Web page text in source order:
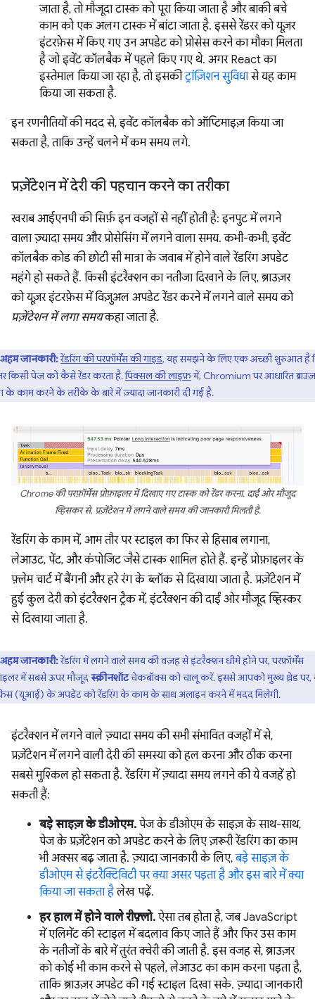
जाता है, तो मौजूदा टास्क को पूरा किया जाता है और बाकी बचे
काम को एक अलग टास्क में बांटा जाता है. इससे रेंडरर को यूज़र
इंटरफ़ेस में किए गए उन अपडेट को प्रोसेस करने का मौका मिलता
है जो इवेंट कॉलबैक में पहले किए गए थे. अगर React का
इस्तेमाल किया जा रहा है, तो इसकीट्रांज़िशन सुविधासे यह काम
किया जा सकता है.
इन रणनीतियों की मदद से, इवेंट कॉलबैक को ऑप्टिमाइज़ किया जा
सकता है, ताकि उन्हें चलने में कम समय लगे.
प्रज़ेंटेशन में देरी की पहचान करने का तरीका
खराब आईएनपी की सिर्फ़ इन वजहों से नहीं होती है: इनपुट में लगने
वाला ज़्यादा समय और प्रोसेसिंग में लगने वाला समय. कभी-कभी, इवेंट
कॉलबैक कोड की छोटी सी मात्रा के जवाब में होने वाले रेंडरिंग अपडेट
महंगे हो सकते हैं. किसी इंटरैक्शन का नतीजा दिखाने के लिए, ब्राउज़र
को यूज़र इंटरफ़ेस में विज़ुअल अपडेट रेंडर करने में लगने वाले समय को
प्रज़ेंटेशन में लगा समयकहा जाता है.
अहम जानकारी:रेंडरिंग की परफ़ॉर्मेंस की गाइड, यह समझने के लिए एक अच्छी शुरुआत है
किसी पेज को कैसे रेंडर करता है.पिक्सल की लाइफ़में, Chromium पर आधारित
के काम करने के तरीके के बारे में ज़्यादा जानकारी दी गई है.
Chrome की परफ़ॉर्मेंस प्रोफ़ाइलर में दिखाए गए टास्क को रेंडर करना. दाईं ओर मौजूद
व्हिसकर से, प्रज़ेंटेशन में लगने वाले समय की जानकारी मिलती है.
रेंडरिंग के काम में, आम तौर पर स्टाइल का फिर से हिसाब लगाना,
लेआउट, पेंट, और कंपोजिट जैसे टास्क शामिल होते हैं. इन्हें प्रोफ़ाइलर के
फ़्लेम चार्ट में बैंगनी और हरे रंग के ब्लॉक से दिखाया जाता है. प्रज़ेंटेशन में
हुई कुल देरी को इंटरैक्शन ट्रैक में, इंटरैक्शन की दाईं ओर मौजूद व्हिस्कर
से दिखाया जाता है.
अहम जानकारी:रेंडरिंग में लगने वाले समय की वजह से इंटरैक्शन धीमे होने पर, परफ़ॉर्मेंस
में सबसे ऊपर मौजूदस्क्रीनशॉटचेकबॉक्स को चालू करें. इससे आपको मुख्य थ्रेड पर,
(यूआई) के अपडेट को रेंडरिंग के काम के साथ अलाइन करने में मदद मिलेगी.
इंटरैक्शन में लगने वाले ज़्यादा समय की सभी संभावित वजहों में से,
प्रज़ेंटेशन में लगने वाली देरी की समस्या को हल करना और ठीक करना
सबसे मुश्किल हो सकता है. रेंडरिंग में ज़्यादा समय लगने की ये वजहें हो
सकती हैं:
बड़े साइज़ के डीओएम. पेज के डीओएम के साइज़ के साथ-साथ,
पेज के प्रज़ेंटेशन को अपडेट करने के लिए ज़रूरी रेंडरिंग का काम
भी अक्सर बढ़ जाता है. ज़्यादा जानकारी के लिए,बड़े साइज़ के
डीओएम से इंटरैक्टिविटी पर क्या असर पड़ता है और इस बारे में क्या
किया जा सकता हैलेख पढ़ें.
हर हाल में होने वाले रीफ़्लो. ऐसा तब होता है, जब JavaScript
में एलिमेंट की स्टाइल में बदलाव किए जाते हैं और फिर उस काम
के नतीजों के बारे में तुरंत क्वेरी की जाती है. इस वजह से, ब्राउज़र
को कोई भी काम करने से पहले, लेआउट का काम करना पड़ता है,
ताकि ब्राउज़र अपडेट की गई स्टाइल दिखा सके. ज़्यादा जानकारी